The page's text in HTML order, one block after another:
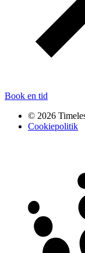
Book en tid
© 2026
Cookiepolitik